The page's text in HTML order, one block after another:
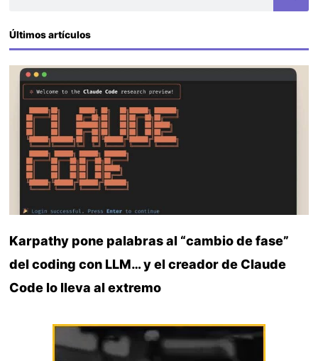
Últimos artículos
Karpathy pone palabras al “cambio de fase”
del coding con LLM… y el creador de Claude
Code lo lleva al extremo